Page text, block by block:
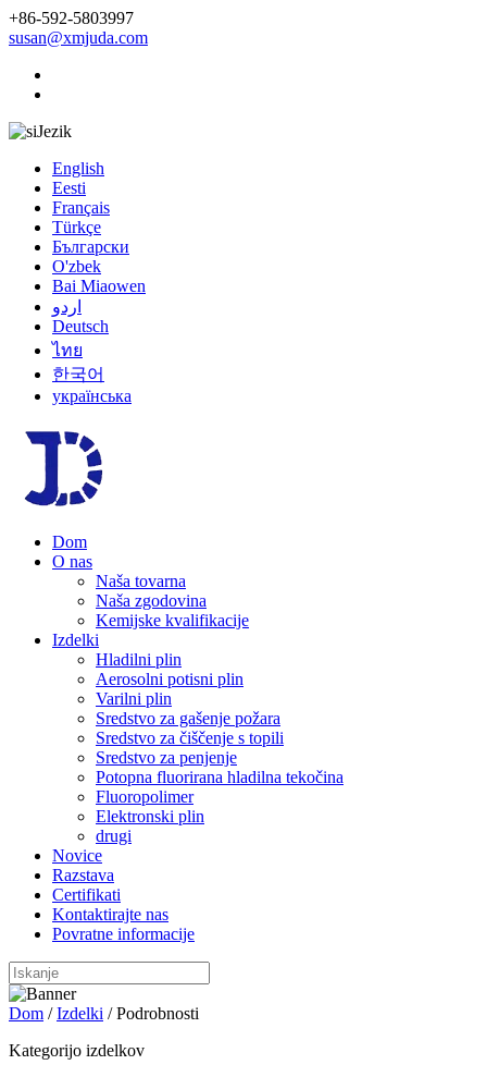
+86-592-5803997
susan@xmjuda.com
Jezik
English
Eesti
Français
Türkçe
Български
O'zbek
Bai Miaowen
اردو
Deutsch
ไทย
한국어
українська
Dom
O nas
Naša tovarna
Naša zgodovina
Kemijske kvalifikacije
Izdelki
Hladilni plin
Aerosolni potisni plin
Varilni plin
Sredstvo za gašenje požara
Sredstvo za čiščenje s topili
Sredstvo za penjenje
Potopna fluorirana hladilna tekočina
Fluoropolimer
Elektronski plin
drugi
Novice
Razstava
Certifikati
Kontaktirajte nas
Povratne informacije
Dom /Izdelki / Podrobnosti
Kategorijo izdelkov